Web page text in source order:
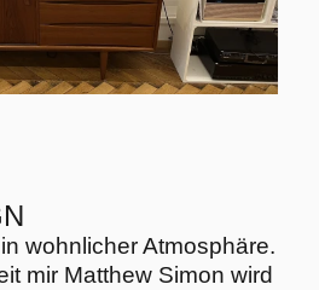
wohnlicher Atmosphäre.
mir Matthew Simon wird